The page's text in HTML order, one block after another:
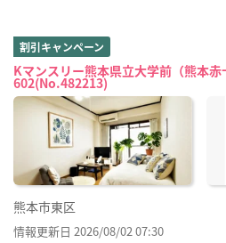
割引キャンペーン
Kマンスリー熊本県立大学前（熊本
602(No.482213)
熊本市東区
情報更新日 2026/08/02 07:30